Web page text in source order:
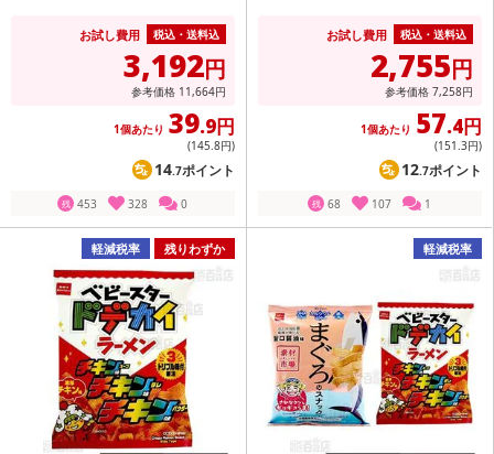
お試し費用 税込・送料込
3,192円
参考価格 11,664円
1個あたり 39.9円
(145.8円)
14.7ポイント
残 453 328 0
お試し費用 税込・送料込
2,755円
参考価格 7,258円
1個あたり 57.4円
(151.3円)
12.7ポイント
残 68 107 1
軽減税率 残りわずか 軽減税率